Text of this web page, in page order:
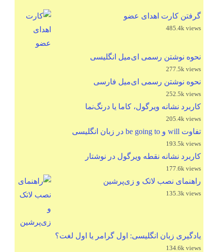
گرفتن کارت اهدای عضو
485.4k views
نحوه نوشتن رسمی ای‌میل انگلیسی
277.5k views
نحوه نوشتن رسمی ای‌میل فارسی
252.5k views
کاربرد نشانه ویرگول، کاما یا درنگ‌نما
205.4k views
تفاوت will و be going to در زبان انگلیسی
193.5k views
کاربرد نشانه نقطه ویرگول در نوشتار
177.6k views
راهنمای نصب لاتک و زی‌پرشین
135.3k views
یادگیری زبان انگلیسی: اول گرامر یا اول لغت؟
134.6k views